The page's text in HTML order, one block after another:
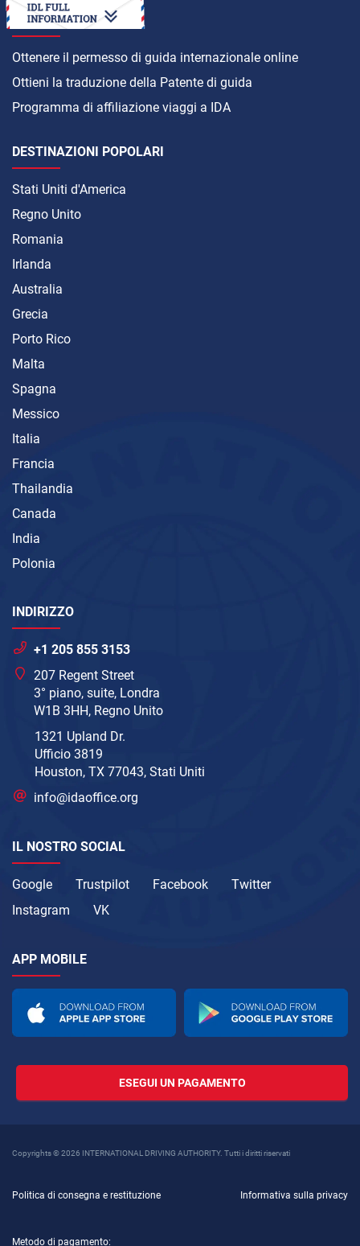
COME
Ottenere il permesso di guida internazionale online
Ottieni la traduzione della Patente di guida
Programma di affiliazione viaggi a IDA
DESTINAZIONI POPOLARI
Stati Uniti d'America
Regno Unito
Romania
Irlanda
Australia
Grecia
Porto Rico
Malta
Spagna
Messico
Italia
Francia
Thailandia
Canada
India
Polonia
INDIRIZZO
+1 205 855 3153
207 Regent Street
3° piano, suite, Londra
W1B 3HH, Regno Unito
1321 Upland Dr.
Ufficio 3819
Houston, TX 77043, Stati Uniti
info@idaoffice.org
IL NOSTRO SOCIAL
Google Trustpilot Facebook
Twitter
Instagram
VK
APP MOBILE
ESEGUI UN PAGAMENTO
Copyrights © 2026 INTERNATIONAL DRIVING AUTHORITY. Tutti i diritti riservati
Politica di consegna e restituzione Informativa sulla privacy
Metodo di pagamento: